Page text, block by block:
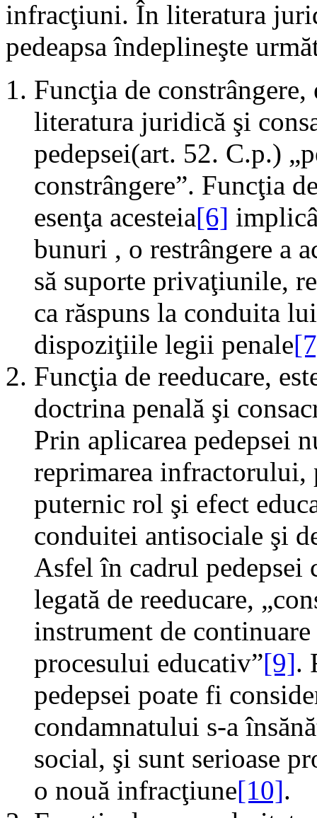
infracţiuni. În literatura
pedeapsa îndeplineşte
Funcţia de
literatura juridică şi
pedepsei(art. 52. C.p.)
constrângere”. Funcţia
esenţa acesteia[6]
bunuri , o restrângere a
să suporte privaţiunile,
ca răspuns la conduita
dispoziţiile legii penale
Funcţia de reeducare,
doctrina penală şi
Prin aplicarea pedepsei
reprimarea infractorului,
puternic rol şi efect
conduitei antisociale şi
Asfel în cadrul pedepsei
legată de reeducare,
instrument de
procesului educativ”[9].
pedepsei poate fi
condamnatului s-a
social, şi sunt serioase
o nouă infracţiune[10].